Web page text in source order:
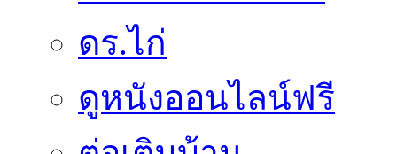
ดร.ไก่
ดูหนังออนไลน์ฟรี